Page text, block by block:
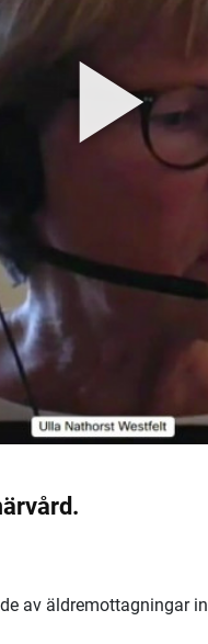
av äldremottagningar